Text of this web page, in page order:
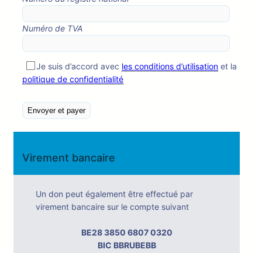
Numéro de TVA
Je suis d’accord avec les conditions d’utilisation et la
politique de confidentialité
Virement bancaire
Un don peut également être effectué par
virement bancaire sur le compte suivant
BE28 3850 6807 0320
BIC BBRUBEBB